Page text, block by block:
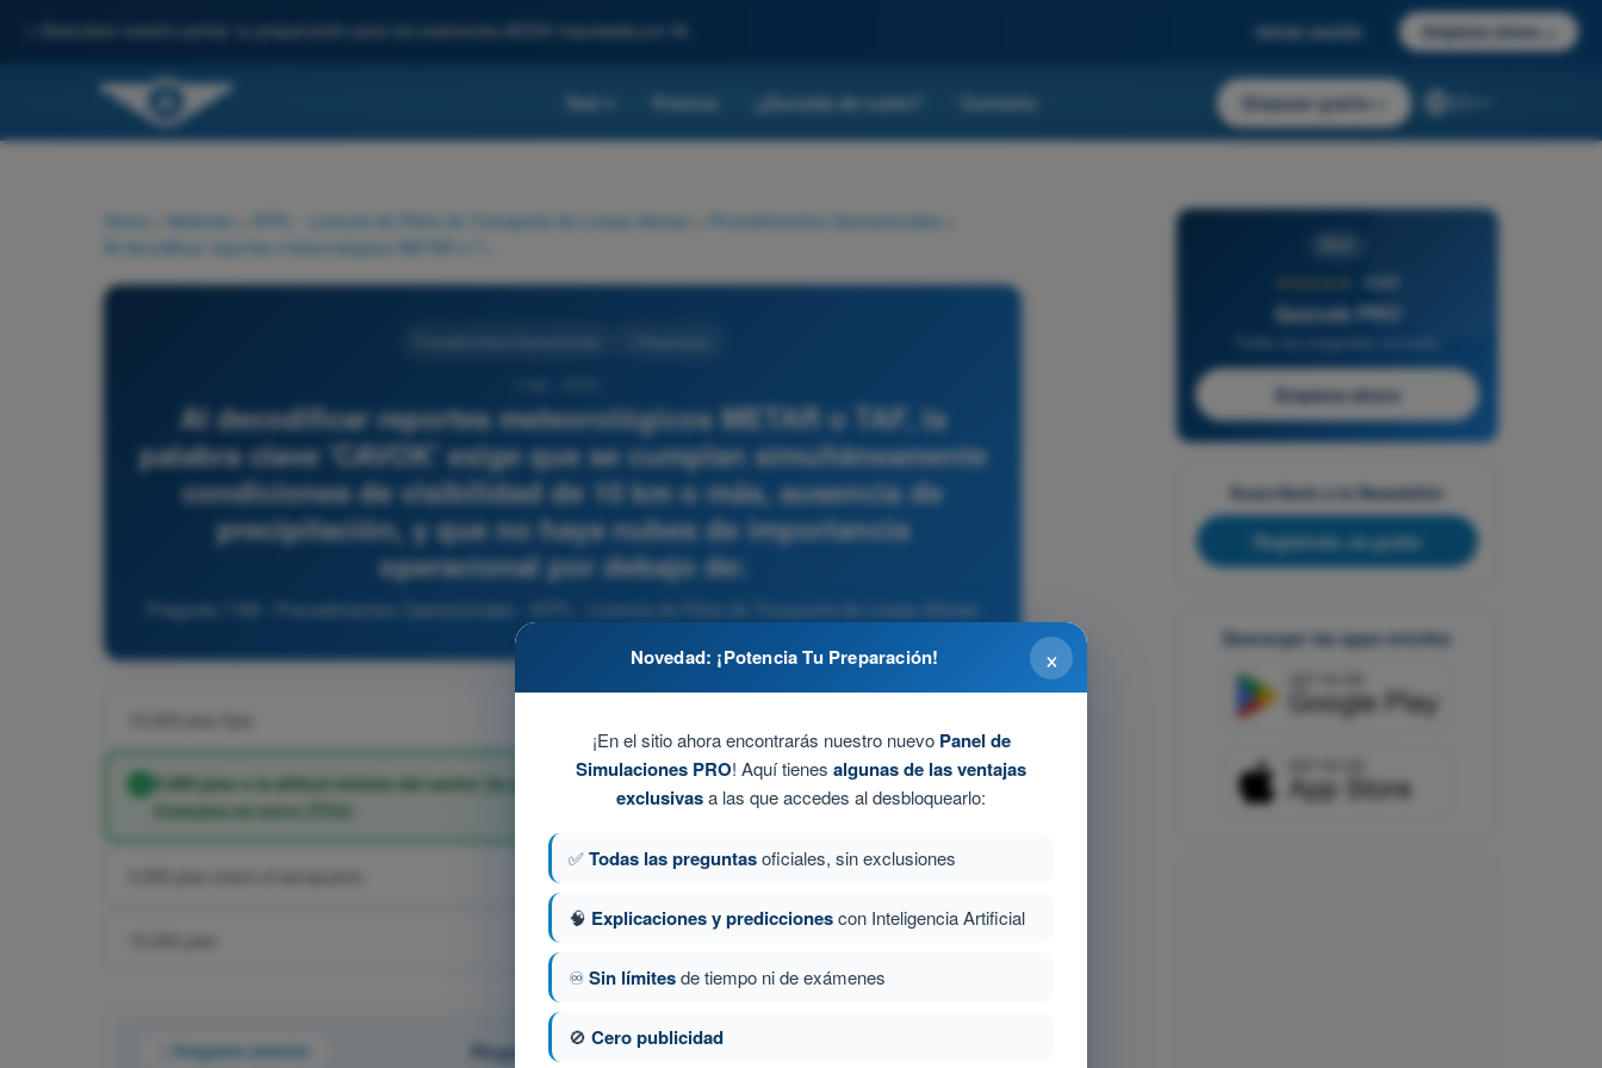
Descubre nuestro portal: tu preparación para los exámenes AESA impulsada por IA. Iniciar sesión Empieza ahora
Test Precios ¿Escuela de vuelo? Contacto Empezar gratis
Home Materias ATPL - Licencia de Piloto de Transporte de Líneas Aéreas Procedimientos Operacionales
Al decodificar reportes meteorológicos METAR o TAF, la
palabra clave 'CAVOK' exige que se cumplan simultáneamente
condiciones de visibilidad de 10 km o más, ausencia de
precipitación, y que no haya nubes de importancia
operacional por debajo de:
Pregunta 1169 - Procedimientos Operacionales - ATPL - Licencia de Piloto de Transporte de Líneas Aéreas
5.000 pies o la altitud mínima del sector (la que sea mayor), y ausencia total de Cumulonimbos (CB) o
Cúmulos en torre (TCU)
3.000 pies sobre el aeropuerto
Pregunta anterior Pregunta 411 de 450
4,6/5
Quizvds PRO
Empieza ahora
Suscríbete a la Newsletter
Regístrate, es gratis
Descargar las apps móviles
×
Novedad: ¡Potencia Tu Preparación!
¡En el sitio ahora encontrarás nuestro nuevo Panel de
Simulaciones PRO! Aquí tienes algunas de las ventajas
exclusivasa las que accedes al desbloquearlo:
✅Todas las preguntasoficiales, sin exclusiones
🧠 Explicaciones y prediccionescon Inteligencia Artificial
♾️Sin límitesde tiempo ni de exámenes
🚫 Cero publicidad